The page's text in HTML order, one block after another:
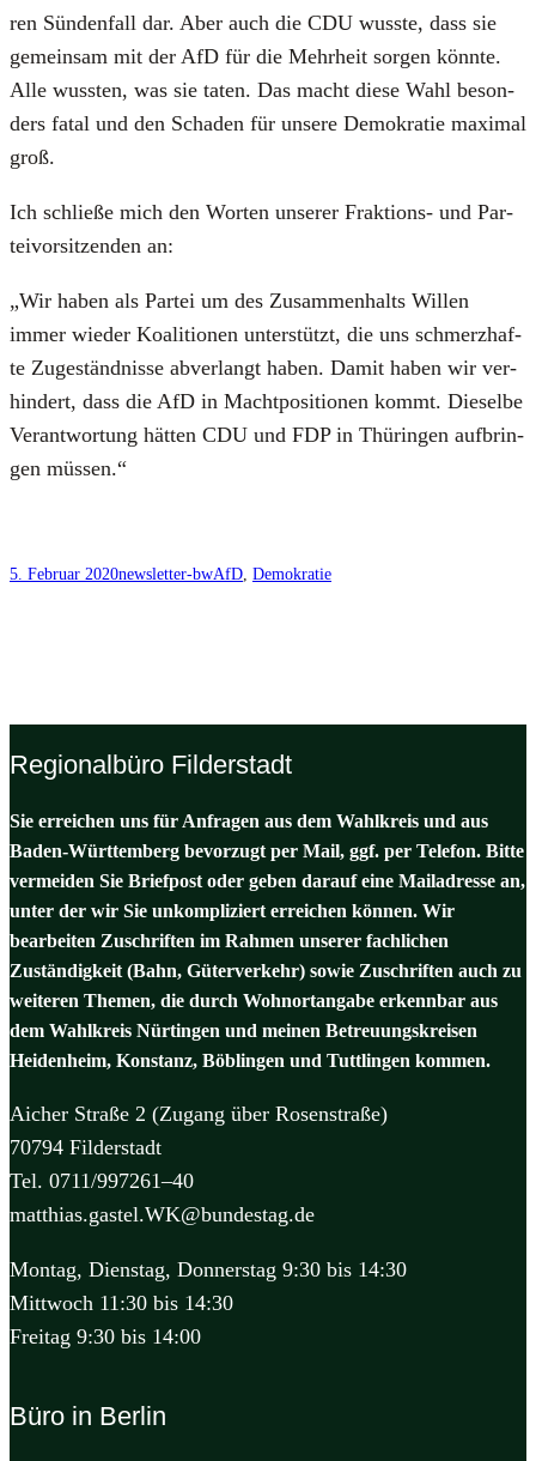
ren Sün­den­fall dar. Aber auch die CDU wuss­te, dass sie
gemein­sam mit der AfD für die Mehr­heit sor­gen könn­te.
Alle wuss­ten, was sie taten. Das macht die­se Wahl beson­
ders fatal und den Scha­den für unse­re Demo­kra­tie maxi­mal
groß.
Ich schlie­ße mich den Wor­ten unse­rer Frak­ti­ons- und Par­
tei­vor­sit­zen­den an:
„Wir haben als Par­tei um des Zusam­men­halts Wil­len
immer wie­der Koali­tio­nen unter­stützt, die uns schmerz­haf­
te Zuge­ständ­nis­se abver­langt haben. Damit haben wir ver­
hin­dert, dass die AfD in Macht­po­si­tio­nen kommt. Die­sel­be
Ver­ant­wor­tung hät­ten CDU und FDP in Thü­rin­gen auf­brin­
gen müs­sen.“
5. Februar 2020newsletter-bwAfD Demokratie
Regionalbüro Filderstadt
Sie erreichen uns für Anfragen aus dem Wahlkreis und aus
Baden-Württemberg bevorzugt per Mail, ggf. per Telefon. Bitte
vermeiden Sie Briefpost oder geben darauf eine Mailadresse an,
unter der wir Sie unkompliziert erreichen können. Wir
bearbeiten Zuschriften im Rahmen unserer fachlichen
Zuständigkeit (Bahn, Güterverkehr) sowie Zuschriften auch zu
weiteren Themen, die durch Wohnortangabe erkennbar aus
dem Wahlkreis Nürtingen und meinen Betreuungskreisen
Heidenheim, Konstanz, Böblingen und Tuttlingen kommen.
Aicher Straße 2 (Zugang über Rosenstraße)
70794 Filderstadt
Tel. 0711/997261–40
matthias.gastel.WK@bundestag.de
Montag, Dienstag, Donnerstag 9:30 bis 14:30
Mittwoch 11:30 bis 14:30
Freitag 9:30 bis 14:00
Büro in Berlin